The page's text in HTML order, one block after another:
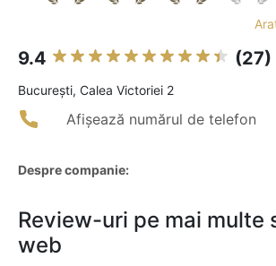
9.4 (27)
Bucureşti, Calea Victoriei 2
Afișează numărul de telefon
Despre companie:
Review-uri pe mai multe
web